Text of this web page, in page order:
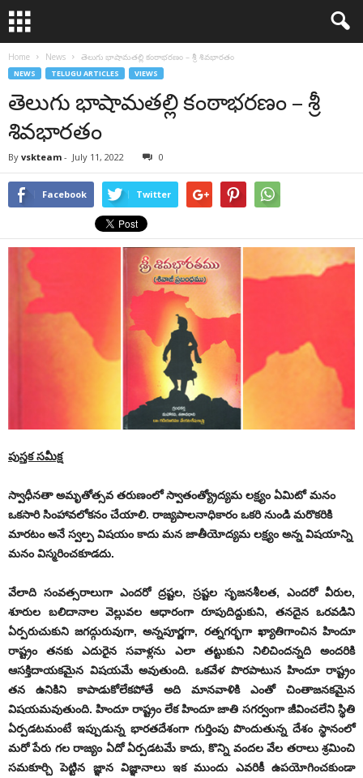
Home News తెలుగు భాషామతల్లి కంఠాభరణం – శ్రీ శివభారతం
NEWS TELUGU ARTICLES VIEWS
తెలుగు భాషామతల్లి కంఠాభరణం – శ్రీ
శివభారతం
By vskteam - July 11, 2022 0
Facebook Twitter
పుస్త‌క స‌మీక్ష‌
స్వాధీనతా అమృతోత్సవ తరుణంలో స్వాతంత్య్రోద్యమ లక్ష్యం ఏమిటో మనం
ఒకసారి సింహావలోకనం చేయాలి. రాజ్యపాలనాధికారం ఒకరి నుండి మరొకరికి
మారటం అనే స్వల్ప విషయం కాదు మన జాతీయోద్యమ లక్ష్యం అన్న విషయాన్ని
మనం విస్మరించకూడదు.
వేలాది సంవత్సరాలుగా ఎందరో ద్రష్టల, స్రష్టల సృజనశీలత, ఎందరో వీరుల,
శూరుల బలిదానాల వెల్లువల ఆధారంగా రూపుదిద్దుకుని, తనదైన ఒరవడిని
ఏర్పరుచుకుని జగద్గురువుగా, అన్నపూర్ణగా, రత్నగర్భగా ఖ్యాతిగాంచిన హిందూ
రాష్ట్రం తనకు ఎదురైన సవాళ్లను ఎలా తట్టుకుని నిలిచిందన్నది అందరికి
ఆసక్తిదాయకమైన విషయమే అవుతుంది. ఒకవేళ పొరపాటున హిందూ రాష్ట్రం
తన ఉనికిని కాపాడుకోలేకపోతే అది మానవాళికి ఎంతో చింతాజనకమైన
విషయమవుతుంది. హిందూ రాష్ట్రం లేక హిందూ జాతి సగర్వంగా జీవించలేని స్థితి
ఏర్పడటమంటే ఇప్పుడున్న భారతదేశంగా గుర్తింపు పొందుతున్న దేశం స్థానంలో
మరో పేరు గల రాజ్యం ఏదో ఏర్పడటమే కాదు, కొన్ని వందల వేల తరాలు శ్రమించి
సమకూర్చి పెట్టిన జ్ఞాన విజ్ఞానాలు ఇక ముందు ఎవరికీ ఉపయోగించకుండా